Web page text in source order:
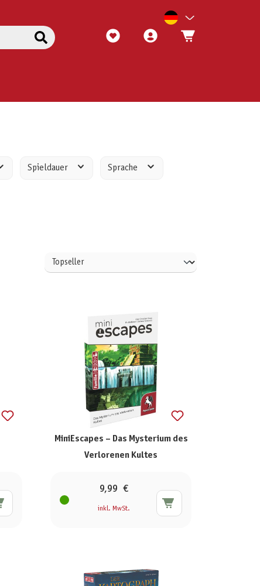
Spieldauer Sprache
MiniEscapes – Das Mysterium des
Verlorenen Kultes
9,99 €
inkl. MwSt.